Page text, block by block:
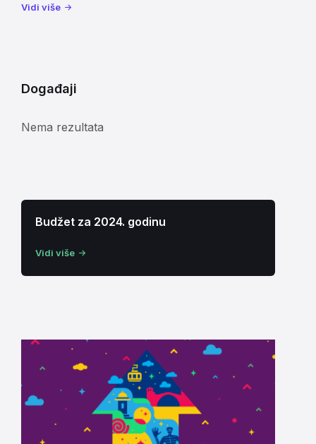
Vidi više
Događaji
Nema rezultata
Budžet za 2024. godinu
Vidi više